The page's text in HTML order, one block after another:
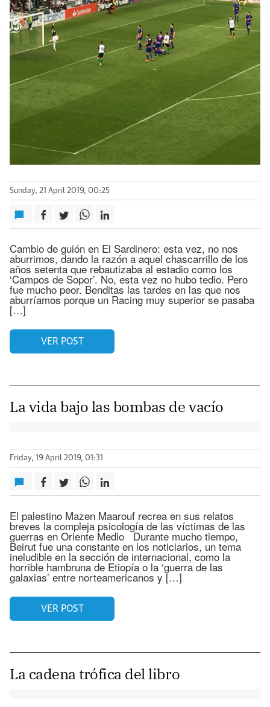
Sunday, 21 April 2019, 00:25
Cambio de guión en El Sardinero: esta vez, no nos
aburrimos, dando la razón a aquel chascarrillo de los
años setenta que rebautizaba al estadio como los
‘Campos de Sopor’. No, esta vez no hubo tedio. Pero
fue mucho peor. Benditas las tardes en las que nos
aburríamos porque un Racing muy superior se pasaba
[…]
VER POST
La vida bajo las bombas de vacío
Friday, 19 April 2019, 01:31
El palestino Mazen Maarouf recrea en sus relatos
breves la compleja psicología de las víctimas de las
guerras en Oriente Medio Durante mucho tiempo,
Beirut fue una constante en los noticiarios, un tema
ineludible en la sección de internacional, como la
horrible hambruna de Etiopía o la ‘guerra de las
galaxias’ entre norteamericanos y […]
VER POST
La cadena trófica del libro